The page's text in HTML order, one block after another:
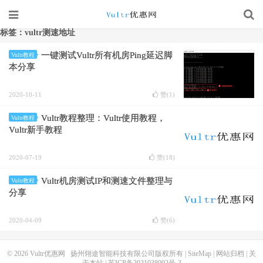
标签：vultr测速地址
Vultr教程
一键测试Vultr所有机房Ping延迟脚
本分享
2020-10-11 赞(1 )
Vultr教程
Vultr教程整理：Vultr使用教程，
Vultr新手教程
2020-07-19 赞(18)
Vultr教程
Vultr机房测试IP和测速文件整理与
分享
2020-04-09 赞(6)
© 2026 Vultr优惠网 扬州翎途智能科技有限公司版权所有 | SiteMap 网站归档
关